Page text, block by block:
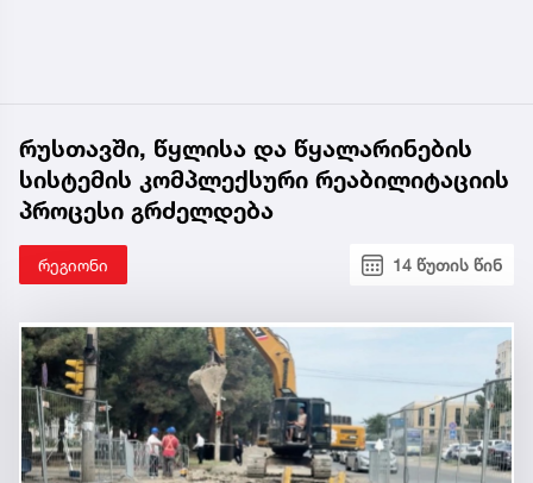
რუსთავში, წყლისა და წყალარინების
სისტემის კომპლექსური რეაბილიტაციის
პროცესი გრძელდება
რეგიონი 14 წუთის წინ